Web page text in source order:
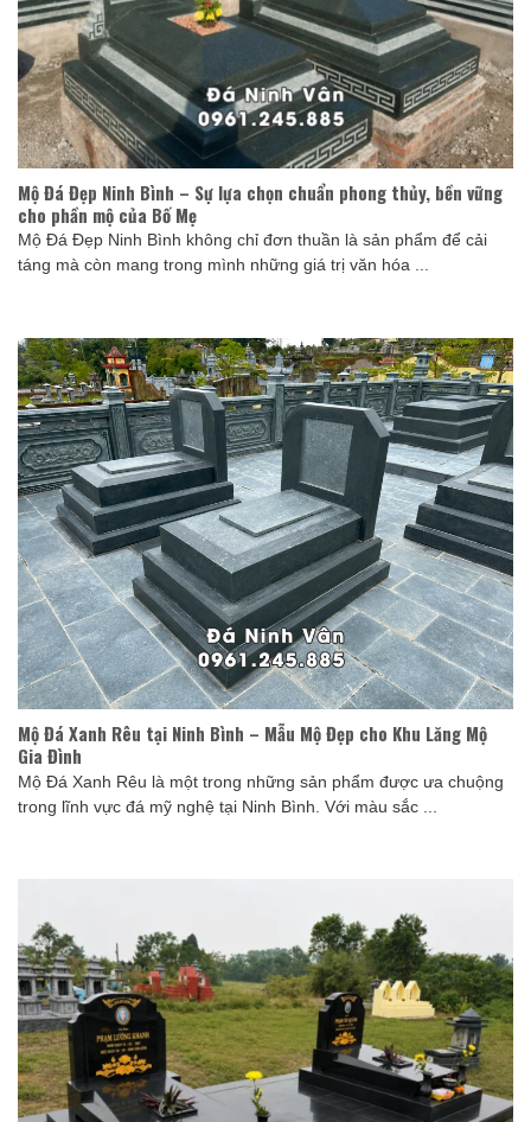
Mộ Đá Đẹp Ninh Bình – Sự lựa chọn chuẩn phong thủy, bền vững
cho phần mộ của Bố Mẹ
Mộ Đá Đẹp Ninh Bình không chỉ đơn thuần là sản phẩm để cải
táng mà còn mang trong mình những giá trị văn hóa ...
Mộ Đá Xanh Rêu tại Ninh Bình – Mẫu Mộ Đẹp cho Khu Lăng Mộ
Gia Đình
Mộ Đá Xanh Rêu là một trong những sản phẩm được ưa chuộng
trong lĩnh vực đá mỹ nghệ tại Ninh Bình. Với màu sắc ...